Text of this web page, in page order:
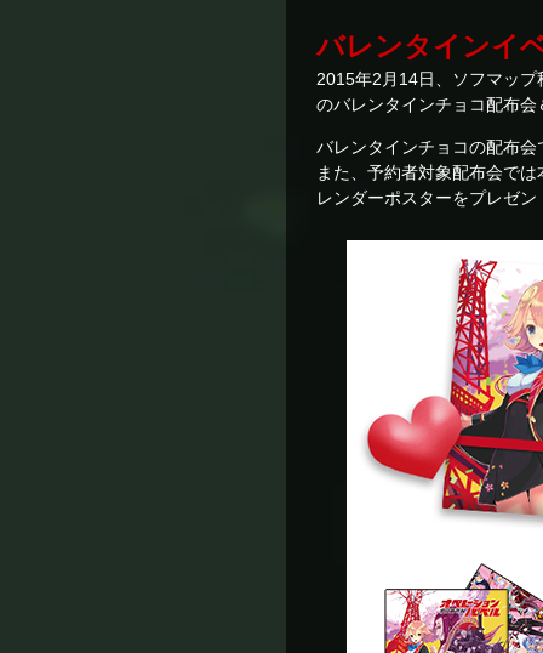
バレンタインイ
2015年2月14日、ソフマッ
のバレンタインチョコ配布
バレンタインチョコの配布
また、予約者対象配布会で
レンダーポスターをプレゼ